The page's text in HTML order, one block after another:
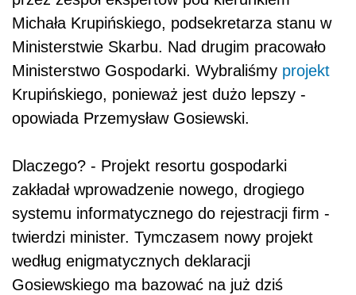
Michała Krupińskiego, podsekretarza stanu w
Ministerstwie Skarbu. Nad drugim pracowało
Ministerstwo Gospodarki. Wybraliśmy projekt
Krupińskiego, ponieważ jest dużo lepszy -
opowiada Przemysław Gosiewski.
Dlaczego? - Projekt resortu gospodarki
zakładał wprowadzenie nowego, drogiego
systemu informatycznego do rejestracji firm -
twierdzi minister. Tymczasem nowy projekt
według enigmatycznych deklaracji
Gosiewskiego ma bazować na już dziś